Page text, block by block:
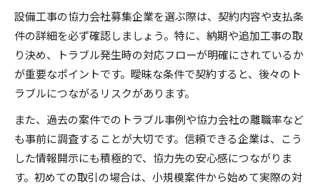
設備工事の協力会社募集企業を選ぶ際は、契約内容や支払条
件の詳細を必ず確認しましょう。特に、納期や追加工事の取
り決め、トラブル発生時の対応フローが明確にされているか
が重要なポイントです。曖昧な条件で契約すると、後々のト
ラブルにつながるリスクがあります。
また、過去の案件でのトラブル事例や協力会社の離職率など
も事前に調査することが大切です。信頼できる企業は、こう
した情報開示にも積極的で、協力先の安心感につながりま
す。初めての取引の場合は、小規模案件から始めて実際の対